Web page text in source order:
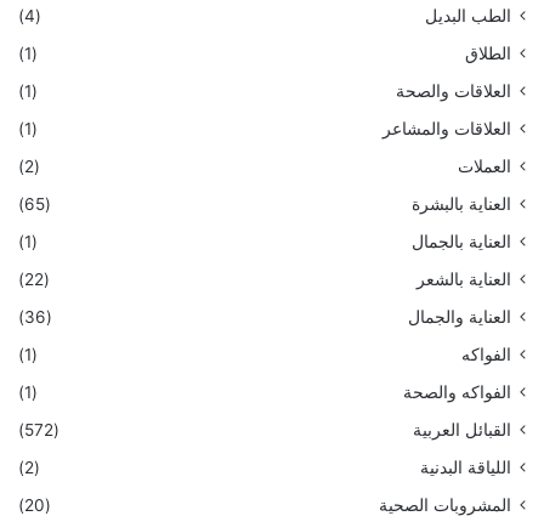
الطب البديل
(4)
الطلاق
(1)
العلاقات والصحة
(1)
العلاقات والمشاعر
(1)
العملات
(2)
العناية بالبشرة
(65)
العناية بالجمال
(1)
العناية بالشعر
(22)
العناية والجمال
(36)
الفواكه
(1)
الفواكه والصحة
(1)
القبائل العربية
(572)
اللياقة البدنية
(2)
المشروبات الصحية
(20)